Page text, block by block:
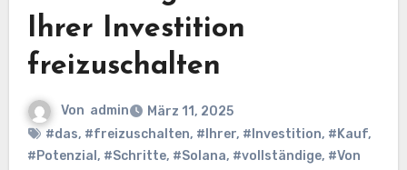
Ihrer Investition
freizuschalten
Von admin
März 11, 2025
#das, #freizuschalten, #Ihrer, #Investition, #Kauf,
#Potenzial , #Schritte, #Solana, #vollständige, #Von